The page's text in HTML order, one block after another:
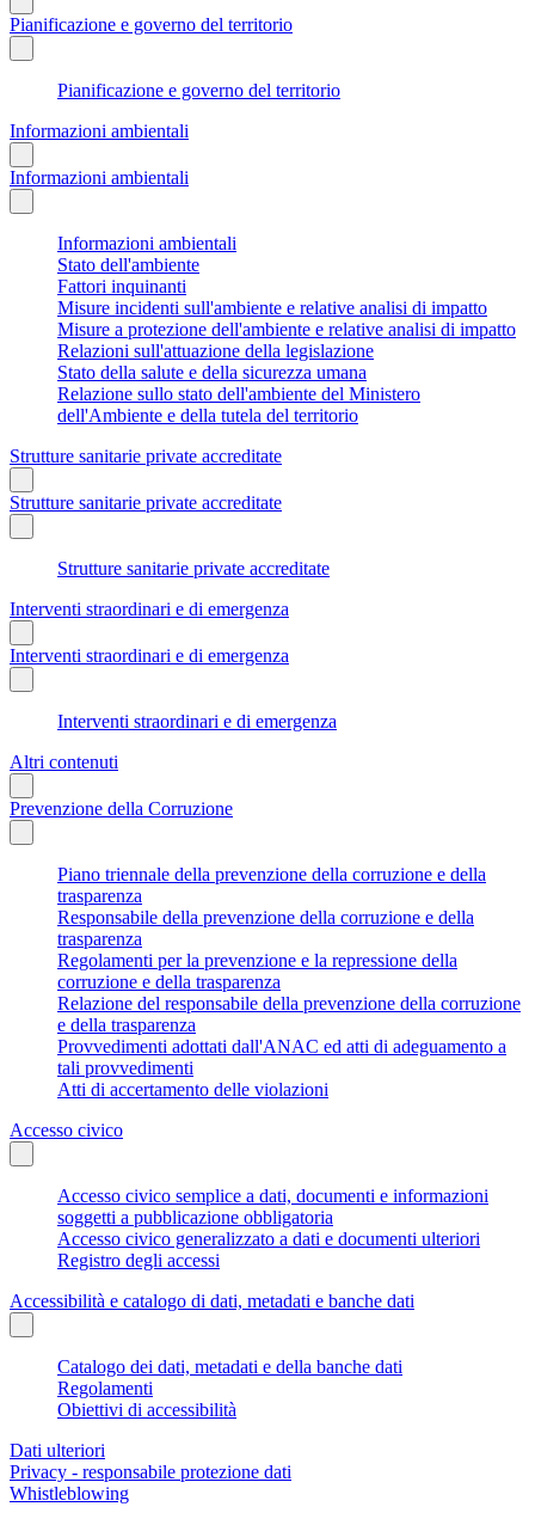
Pianificazione e governo del territorio
Pianificazione e governo del territorio
Informazioni ambientali
Informazioni ambientali
Informazioni ambientali
Stato dell'ambiente
Fattori inquinanti
Misure incidenti sull'ambiente e relative analisi di impatto
Misure a protezione dell'ambiente e relative analisi di impatto
Relazioni sull'attuazione della legislazione
Stato della salute e della sicurezza umana
Relazione sullo stato dell'ambiente del Ministero
dell'Ambiente e della tutela del territorio
Strutture sanitarie private accreditate
Strutture sanitarie private accreditate
Strutture sanitarie private accreditate
Interventi straordinari e di emergenza
Interventi straordinari e di emergenza
Interventi straordinari e di emergenza
Altri contenuti
Prevenzione della Corruzione
Piano triennale della prevenzione della corruzione e della
trasparenza
Responsabile della prevenzione della corruzione e della
trasparenza
Regolamenti per la prevenzione e la repressione della
corruzione e della trasparenza
Relazione del responsabile della prevenzione della corruzione
e della trasparenza
Provvedimenti adottati dall'ANAC ed atti di adeguamento a
tali provvedimenti
Atti di accertamento delle violazioni
Accesso civico
Accesso civico semplice a dati, documenti e informazioni
soggetti a pubblicazione obbligatoria
Accesso civico generalizzato a dati e documenti ulteriori
Registro degli accessi
Accessibilità e catalogo di dati, metadati e banche dati
Catalogo dei dati, metadati e della banche dati
Regolamenti
Obiettivi di accessibilità
Dati ulteriori
Privacy - responsabile protezione dati
Whistleblowing